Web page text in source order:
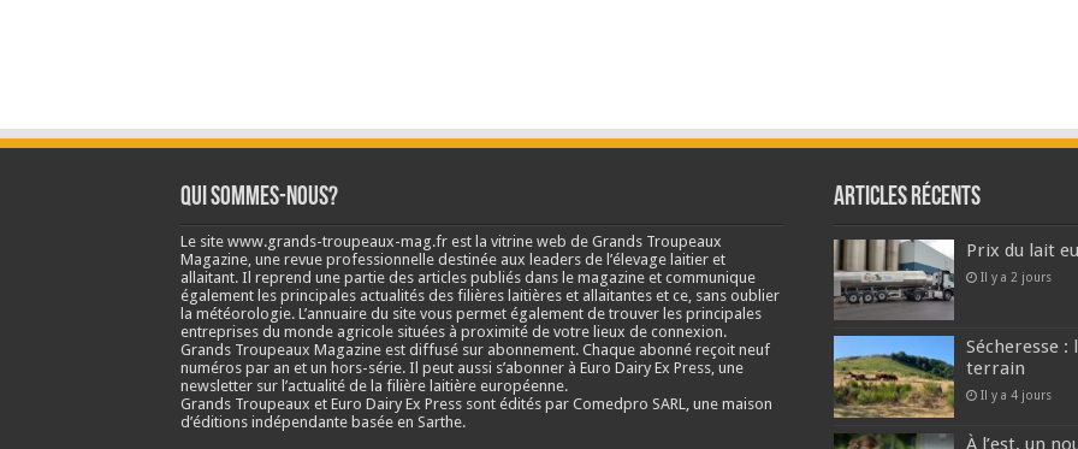
Qui sommes-nous?
Le site www.grands-troupeaux-mag.fr est la vitrine web de Grands Troupeaux
Magazine, une revue professionnelle destinée aux leaders de l’élevage laitier et
allaitant. Il reprend une partie des articles publiés dans le magazine et communique
également les principales actualités des filières laitières et allaitantes et ce, sans oublier
la météorologie. L’annuaire du site vous permet également de trouver les principales
entreprises du monde agricole situées à proximité de votre lieux de connexion.
Grands Troupeaux Magazine est diffusé sur abonnement. Chaque abonné reçoit neuf
numéros par an et un hors-série. Il peut aussi s’abonner à Euro Dairy Ex Press, une
newsletter sur l’actualité de la filière laitière européenne.
Grands Troupeaux et Euro Dairy Ex Press sont édités par Comedpro SARL, une maison
d’éditions indépendante basée en Sarthe.
Articles récents
Prix du lait
Il y a 2 jours
Sécheresse
terrain
Il y a 4 jours
À l’est, un